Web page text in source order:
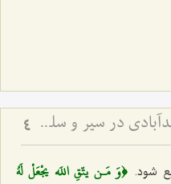
رساله مختصري از مرحوم بيدآبادي در سير و سلوک الي اللَه 4
شود. ﴿وَ مَـن يتّقِ اللَه يجْعَلْ لَهُ